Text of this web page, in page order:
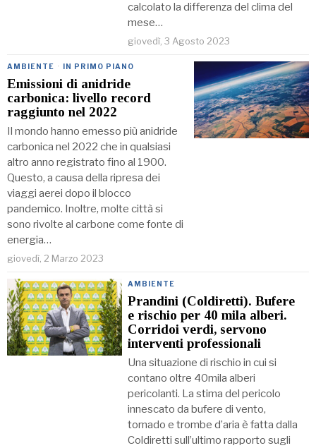
calcolato la differenza del clima del
mese…
giovedì, 3 Agosto 2023
AMBIENTE · IN PRIMO PIANO
Emissioni di anidride
carbonica: livello record
raggiunto nel 2022
Il mondo hanno emesso più anidride
carbonica nel 2022 che in qualsiasi
altro anno registrato fino al 1900.
Questo, a causa della ripresa dei
viaggi aerei dopo il blocco
pandemico. Inoltre, molte città si
sono rivolte al carbone come fonte di
energia…
giovedì, 2 Marzo 2023
AMBIENTE
Prandini (Coldiretti). Bufere
e rischio per 40 mila alberi.
Corridoi verdi, servono
interventi professionali
Una situazione di rischio in cui si
contano oltre 40mila alberi
pericolanti. La stima del pericolo
innescato da bufere di vento,
tornado e trombe d’aria è fatta dalla
Coldiretti sull’ultimo rapporto sugli